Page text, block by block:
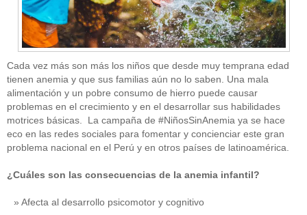
Cada vez más son más los niños que desde muy temprana edad
tienen anemia y que sus familias aún no lo saben. Una mala
alimentación y un pobre consumo de hierro puede causar
problemas en el crecimiento y en el desarrollar sus habilidades
motrices básicas. La campaña de #NiñosSinAnemia ya se hace
eco en las redes sociales para fomentar y concienciar este gran
problema nacional en el Perú y en otros países de latinoamérica.
¿Cuáles son las consecuencias de la anemia infantil?
Afecta al desarrollo psicomotor y cognitivo